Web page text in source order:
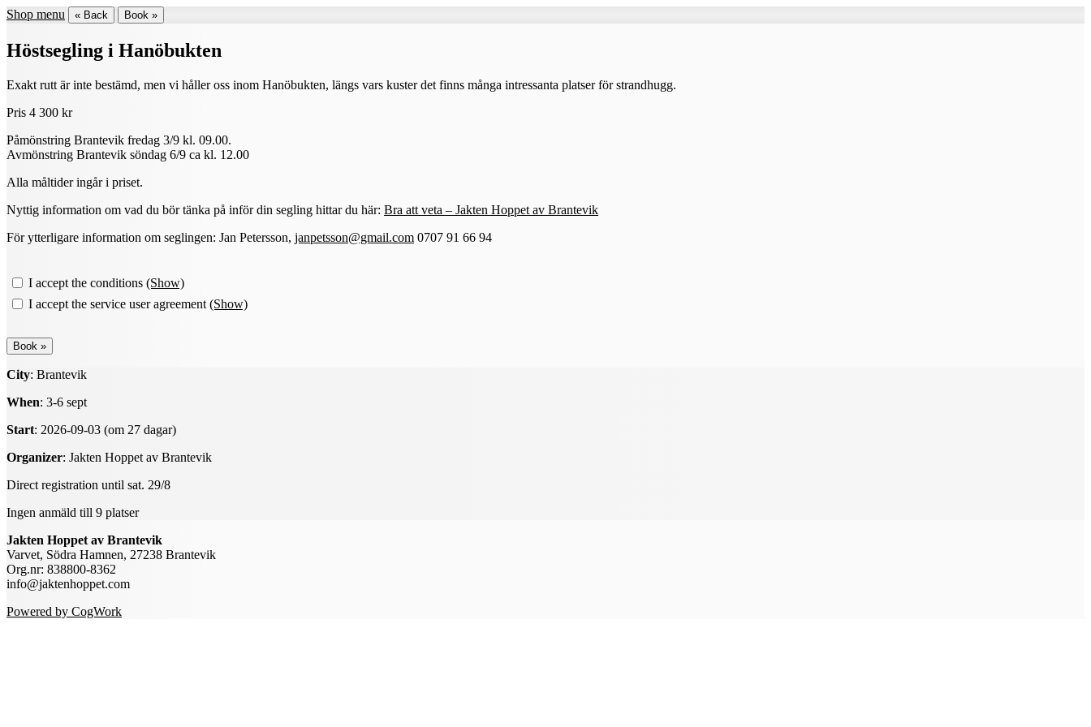
Shop menu « Back Book »
Höstsegling i Hanöbukten
Exakt rutt är inte bestämd, men vi håller oss inom Hanöbukten, längs vars kuster det finns många intressanta platser för strandhugg.
Pris 4 300 kr
Påmönstring Brantevik fredag 3/9 kl. 09.00.
Avmönstring Brantevik söndag 6/9 ca kl. 12.00
Alla måltider ingår i priset.
Nyttig information om vad du bör tänka på inför din segling hittar du här: Bra att veta – Jakten Hoppet av Brantevik
För ytterligare information om seglingen: Jan Petersson, janpetsson@gmail.com 0707 91 66 94
I accept the conditions (Show)
I accept the service user agreement (Show)
City: Brantevik
When: 3-6 sept
Start: 2026-09-03 (om 27 dagar)
Organizer: Jakten Hoppet av Brantevik
Direct registration until sat. 29/8
Ingen anmäld till 9 platser
Jakten Hoppet av Brantevik
Varvet, Södra Hamnen, 27238 Brantevik
Org.nr: 838800-8362
info@jaktenhoppet.com
Powered by CogWork